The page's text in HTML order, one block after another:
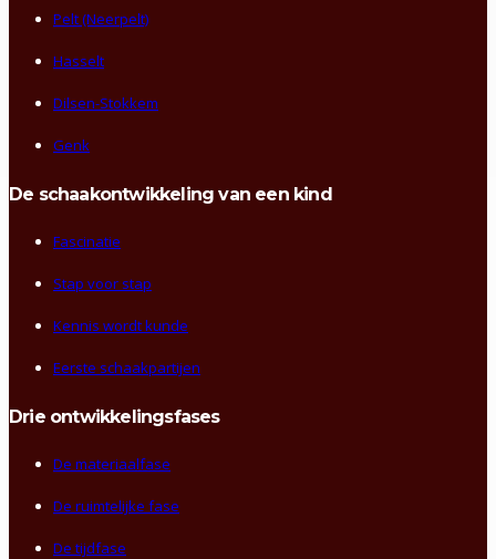
Pelt (Neerpelt)
Hasselt
Dilsen-Stokkem
Genk
De schaakontwikkeling van een kind
Fascinatie
Stap voor stap
Kennis wordt kunde
Eerste schaakpartijen
Drie ontwikkelingsfases
De materiaalfase
De ruimtelijke fase
De tijdfase